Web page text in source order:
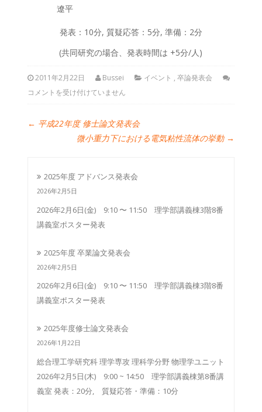
遼平
発表：10分, 質疑応答：5分, 準備：2分
(共同研究の場合、発表時間は +5分/人)
2011年2月22日 Bussei イベント ,卒論発表会
コメントを受け付けていません
← 平成22年度 修士論文発表会
微小重力下における電気粘性流体の挙動 →
2025年度 アドバンス発表会
2026年2月5日
2026年2月6日(金) 9:10 〜 11:50 理学部講義棟3階8番
講義室ポスター発表
2025年度 卒業論文発表会
2026年2月5日
2026年2月6日(金) 9:10 〜 11:50 理学部講義棟3階8番
講義室ポスター発表
2025年度修士論文発表会
2026年1月22日
総合理工学研究科 理学専攻 理科学分野 物理学ユニット
2026年2月5日(木) 9:00 ~ 14:50 理学部講義棟第8番講
義室 発表：20分, 質疑応答・準備：10分